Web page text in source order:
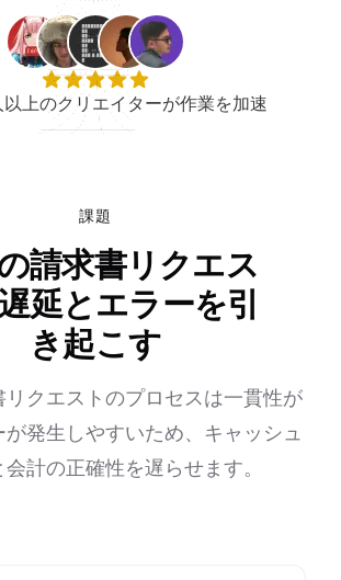
以上のクリエイターが作業を加速
課題
請求書リクエス
延とエラーを引
き起こす
リクエストのプロセスは一貫性が
発生しやすいため、キャッシュ
会計の正確性を遅らせます。